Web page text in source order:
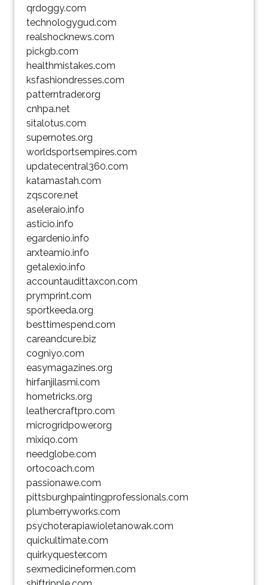
qrdoggy.com
technologygud.com
realshocknews.com
pickgb.com
healthmistakes.com
ksfashiondresses.com
patterntrader.org
cnhpa.net
sitalotus.com
supernotes.org
worldsportsempires.com
updatecentral360.com
katamastah.com
zqscore.net
aseleraio.info
asticio.info
egardenio.info
arxteamio.info
getalexio.info
accountaudittaxcon.com
prymprint.com
sportkeeda.org
besttimespend.com
careandcure.biz
cogniyo.com
easymagazines.org
hirfanjilasmi.com
hometricks.org
leathercraftpro.com
microgridpower.org
mixiqo.com
needglobe.com
ortocoach.com
passionawe.com
pittsburghpaintingprofessionals.com
plumberryworks.com
psychoterapiawioletanowak.com
quickultimate.com
quirkyquester.com
sexmedicineformen.com